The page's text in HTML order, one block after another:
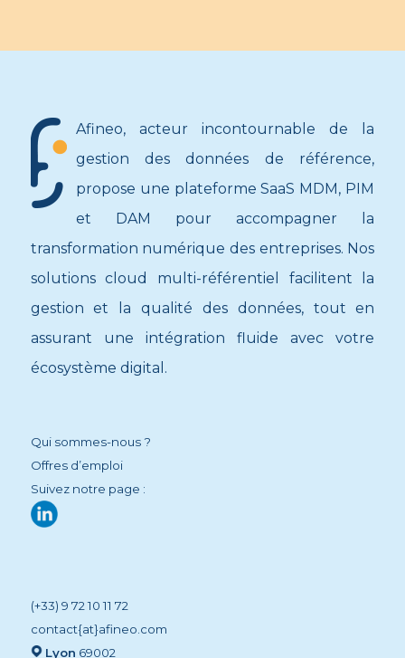
Afineo, acteur incontournable de la
gestion des données de référence,
propose une plateforme SaaS MDM, PIM
et DAM pour accompagner la
transformation numérique des entreprises. Nos
solutions cloud multi-référentiel facilitent la
gestion et la qualité des données, tout en
assurant une intégration fluide avec votre
écosystème digital.
Qui sommes-nous ?
Offres d’emploi
Suivez notre page :
(+33) 9 72 10 11 72
contact{at}afineo.com
Lyon 69002